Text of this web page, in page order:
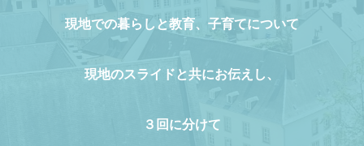
現地での暮らしと教育、子育てについて
現地のスライドと共にお伝えし、
３回に分けて